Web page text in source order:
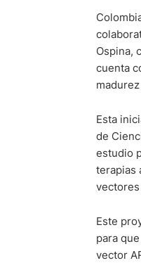
Ospina,
cuenta
Esta
de
estudio
terapias
Este
para
vector